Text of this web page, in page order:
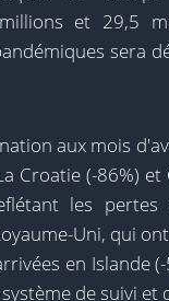
et 29,5
sera
aux mois
Croatie (-86%)
les pertes
Uni, qui
en Islande
de suivi